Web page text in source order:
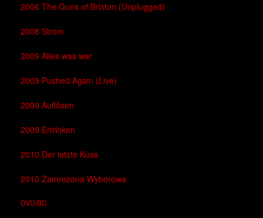
2006 The Guns of Brixton (Unplugged)
2008 Strom
2009 Alles was war
2009 Pushed Again (Live)
2009 Auflösen
2009 Ertrinken
2010 Der letzte Kuss
2010 Zamrozona Wyborowa
DVD/BD